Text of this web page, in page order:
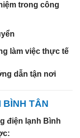
trong công
làm việc thực tế
dẫn tận nơi
BÌNH TÂN
điện lạnh Bình